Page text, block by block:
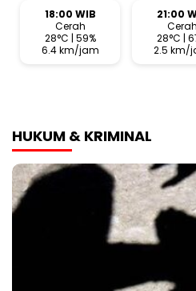
18:00 WIB
Cerah
28°C | 59%
6.4 km/jam
21:00
Cerah
28°C |
2.5 km/
HUKUM & KRIMINAL